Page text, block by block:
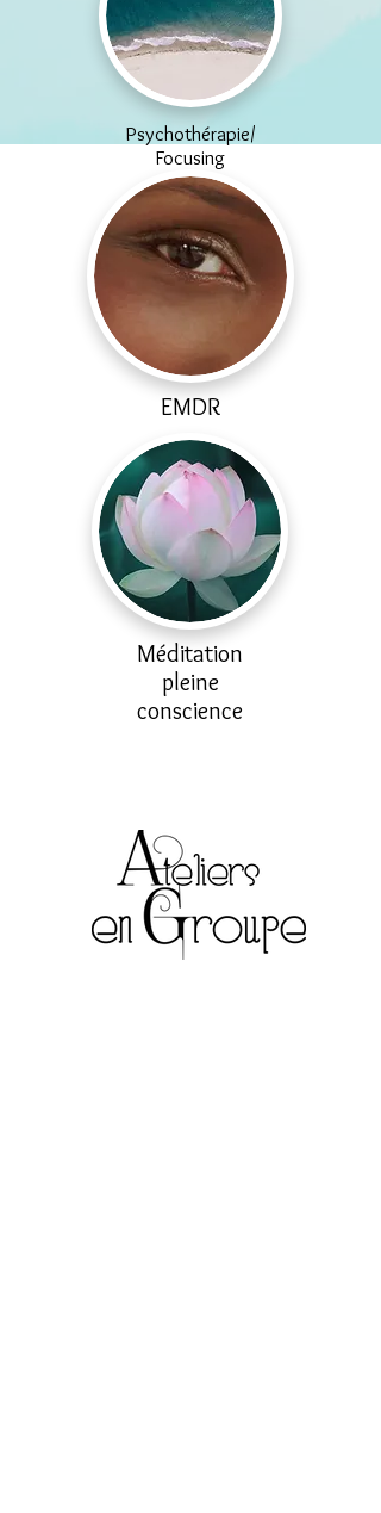
Psychothérapie/
Focusing
EMDR
Méditation
pleine
conscience